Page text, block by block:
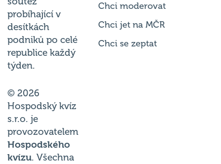
probíhající v
desítkách
podniků po celé
republice každý
týden.
© 2026
Hospodský kvíz
s.r.o. je
provozovatelem
Hospodského
kvízu. Všechna
Chci moderovat
Chci jet na MČR
Chci se zeptat